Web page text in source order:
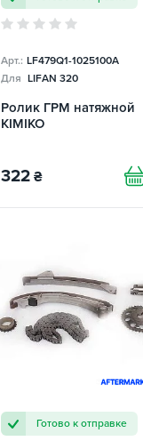
Арт.: LF479Q1-1025100A
Для LIFAN 320
Ролик ГРМ натяжной
KIMIKO
322 ₴
Готово к отправке